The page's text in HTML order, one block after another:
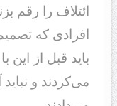
ائتلاف را رقم
افرادی که
باید قبل از
می‌کردند و